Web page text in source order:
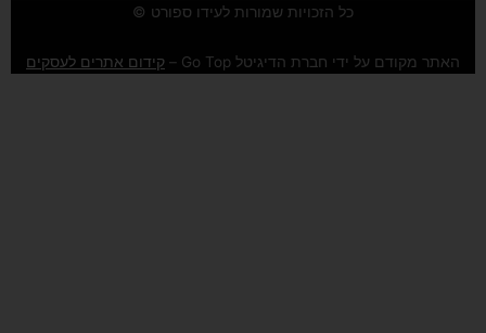
e
o
o
t
g
r
t
b
e
כל הזכויות שמורות לעידו ספורט ©
האתר מקודם על ידי חברת הדיגיטל Go Top – קידום אתרים לעסקים